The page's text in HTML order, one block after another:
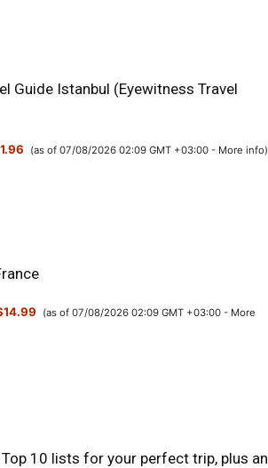
Guide Istanbul (Eyewitness Travel
(as of 07/08/2026 02:09 GMT +03:00 - More info)
(as of 07/08/2026 02:09 GMT +03:00 - More
10 lists for your perfect trip, plus an